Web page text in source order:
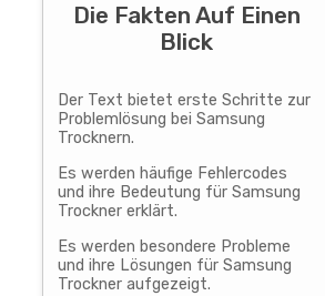
Die Fakten Auf Einen
Blick
Der Text bietet erste Schritte zur
Problemlösung bei Samsung
Trocknern.
Es werden häufige Fehlercodes
und ihre Bedeutung für Samsung
Trockner erklärt.
Es werden besondere Probleme
und ihre Lösungen für Samsung
Trockner aufgezeigt.